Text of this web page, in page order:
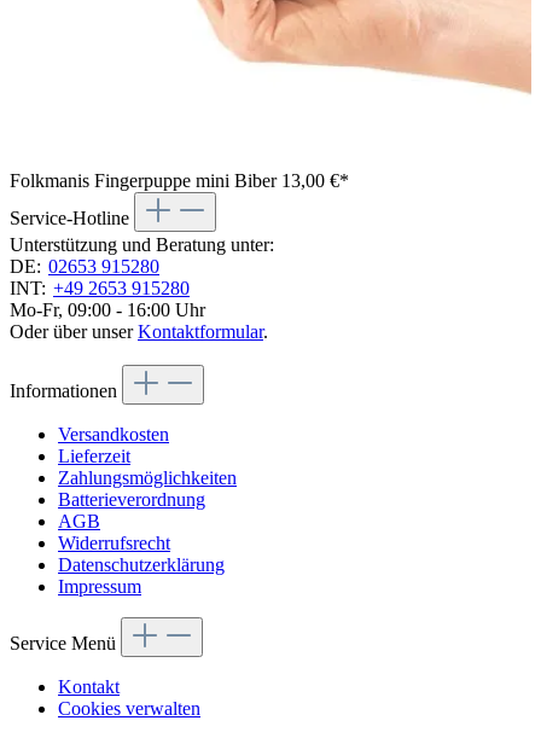
Folkmanis Fingerpuppe mini Biber 13,00 €*
Service-Hotline
Unterstützung und Beratung unter:
DE: 02653 915280
INT: +49 2653 915280
Mo-Fr, 09:00 - 16:00 Uhr
Oder über unserKontaktformular.
Informationen
Versandkosten
Lieferzeit
Zahlungsmöglichkeiten
Batterieverordnung
AGB
Widerrufsrecht
Datenschutzerklärung
Impressum
Service Menü
Kontakt
Cookies verwalten